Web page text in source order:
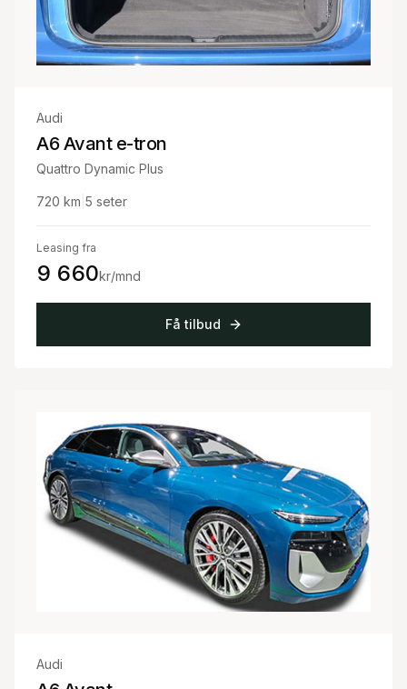
Audi
A6 Avant e-tron
Quattro Dynamic Plus
720 km 5 seter
Leasing fra
9 660kr/mnd
Få tilbud
Audi